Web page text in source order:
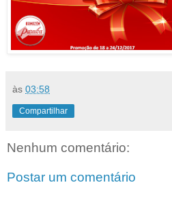
às 03:58
Compartilhar
Nenhum comentário:
Postar um comentário